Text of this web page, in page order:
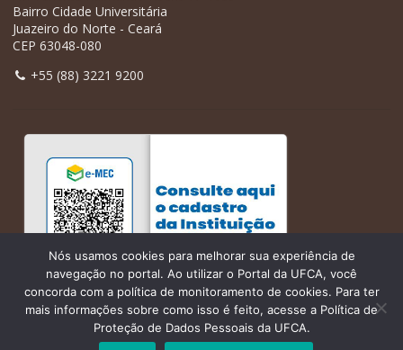
Bairro Cidade Universitária
Juazeiro do Norte - Ceará
CEP 63048-080
+55 (88) 3221 9200
Nós usamos cookies para melhorar sua experiência de
navegação no portal. Ao utilizar o Portal da UFCA, você
concorda com a política de monitoramento de cookies. Para ter
mais informações sobre como isso é feito, acesse a Política de
Proteção de Dados Pessoais da UFCA.